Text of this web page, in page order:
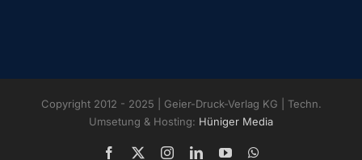
Copyright 2012 - 2025 | Geier-Druck-Verlag KG | Techn.
Umsetung & Hosting: Hüniger Media
Facebook InstagramLinkedInYouTube